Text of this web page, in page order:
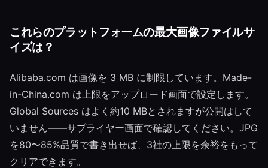
これらのプラットフォームの最大画像ファイルサ
イズは？
Alibaba.com は画像を 3 MB に制限しています。Made-
in-China.com は上限をアップロード画面で設定します。
Global Sources はよく約10 MBとされますが公開はして
いません——サプライヤー画面で確認してください。JPG
を80〜85%品質で書き出せば、3社の上限を余裕をもって
クリアできます。